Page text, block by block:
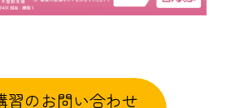
習のお問い合わせ